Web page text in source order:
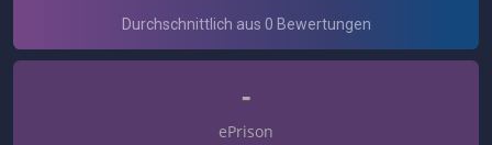
-
ePrison